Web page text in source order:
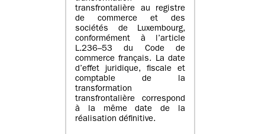
transfrontalière au registre
de commerce et des
sociétés de Luxembourg,
conformément à l’article
L.236–53 du Code de
commerce français. La date
d’effet juridique, fiscale et
comptable de la
transformation
transfrontalière correspond
à la même date de la
réalisation définitive.